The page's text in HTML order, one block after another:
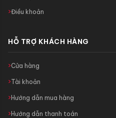
Điều khoản
HỖ TRỢ KHÁCH HÀNG
Cửa hàng
Tài khoản
Hướng dẫn mua hàng
Hướng dẫn thanh toán